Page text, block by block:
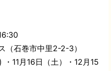
（石巻市中里2-2-3）
11月16日（土）・12月15